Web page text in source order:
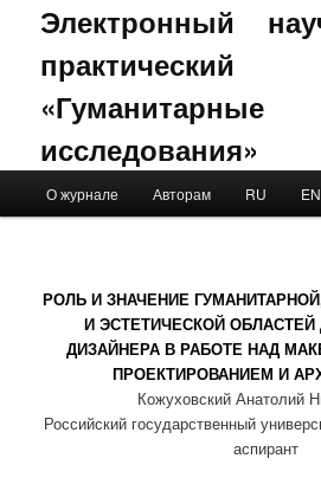
Электронный
исследования»
Skip to primary content
Skip to secondary content
О журнале Авторам RU EN
РОЛЬ И ЗНАЧЕНИЕ
И ЭСТЕТИЧЕСКОЙ
ДИЗАЙНЕРА В РАБОТЕ НАД
ПРОЕКТИРОВАНИЕМ И
Кожуховский Анатолий
Российский государственный
аспирант